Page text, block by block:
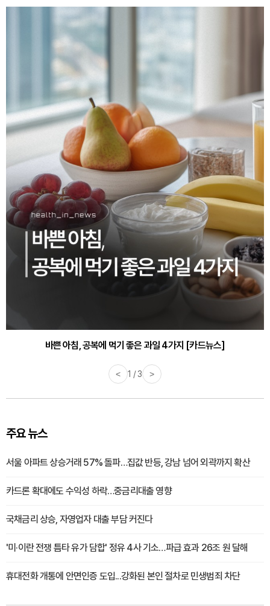
바쁜 아침, 공복에 먹기 좋은 과일 4가지 [카드뉴스]
< 1 / 3 >
주요 뉴스
서울 아파트 상승거래 57% 돌파…집값 반등, 강남 넘어 외곽까지 확산
카드론 확대에도 수익성 하락…중금리대출 영향
국채금리 상승, 자영업자 대출 부담 커진다
'미·이란 전쟁 틈타 유가 담합' 정유 4사 기소…파급 효과 26조 원 달해
휴대전화 개통에 안면인증 도입...강화된 본인 절차로 민생범죄 차단